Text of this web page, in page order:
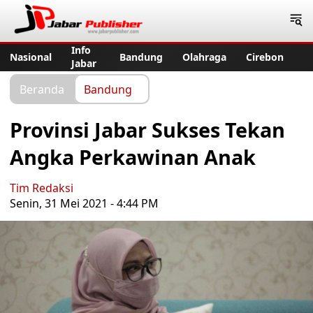
Nasional
Info
Jabar
Bandung Olahraga Cirebon
Beranda Bandung
Provinsi Jabar Sukses Tekan
Angka Perkawinan Anak
Tim Redaksi
Senin, 31 Mei 2021 - 4:44 PM